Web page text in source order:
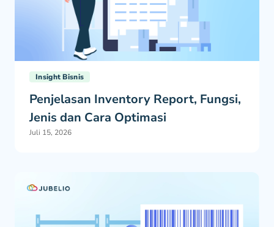
Insight Bisnis
Penjelasan Inventory Report, Fungsi,
Jenis dan Cara Optimasi
Juli 15, 2026